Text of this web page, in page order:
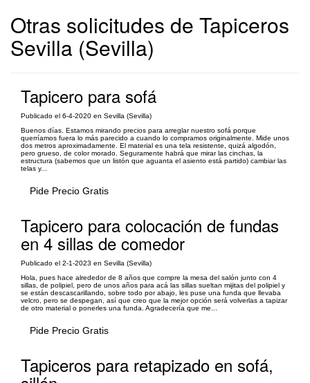
Otras solicitudes de Tapiceros
Sevilla (Sevilla)
Tapicero para sofá
Publicado el 6-4-2020 en Sevilla (Sevilla)
Buenos días. Estamos mirando precios para arreglar nuestro sofá porque
querríamos fuera lo más parecido a cuando lo compramos originalmente. Mide unos
dos metros aproximadamente. El material es una tela resistente, quizá algodón,
pero grueso, de color morado. Seguramente habrá que mirar las cinchas, la
estructura (sabemos que un listón que aguanta el asiento está partido) cambiar las
telas y...
Pide Precio Gratis
Tapicero para colocación de fundas
en 4 sillas de comedor
Publicado el 2-1-2023 en Sevilla (Sevilla)
Hola, pues hace alrededor de 8 años que compre la mesa del salón junto con 4
sillas, de polipiel, pero de unos años para acá las sillas sueltan mijitas del polipiel y
se están descascarillando, sobre todo por abajo, les puse una funda que llevaba
velcro, pero se despegan, así que creo que la mejor opción será volverlas a tapizar
de otro material o ponerles una funda. Agradecería que me...
Pide Precio Gratis
Tapiceros para retapizado en sofá,